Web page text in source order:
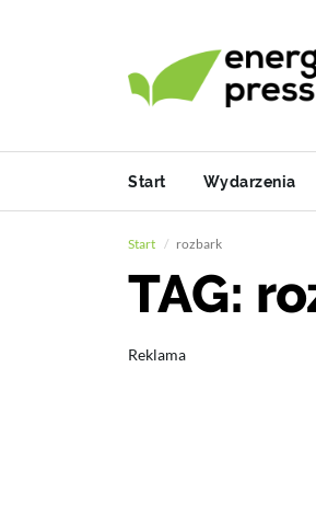
Start Wydarzenia
Start rozbark
TAG:
Reklama